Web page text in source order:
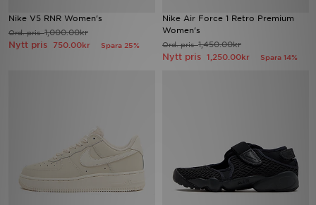
Nike V5 RNR Women's
Ord. pris1,000.00kr
Nytt pris 750.00kr Spara 25%
Nike Air Force 1 Retro Premium
Women's
Ord. pris1,450.00kr
Nytt pris 1,250.00kr Spara 14%